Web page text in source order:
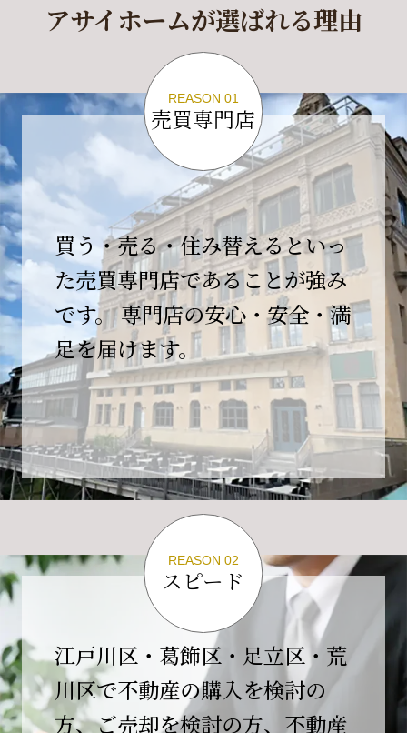
休業期間中に頂きましたお問い合わせにつきま
2026年5月7日(木)以降、順次対応させて頂きま
ご不便をおかけいたしますが、何卒ご理解の程
よろしくお願いいたします。
2026-04-17
【臨時休業のお知らせ】
平素より格別のご愛顧を賜り、誠にありがとう
ございます。
誠に勝手ながら、弊社開業10周年イベント開催
の為、
４月２６日(日)は臨時休業とさせていただきま
す。
これもひとえに皆様のご支援の賜物と、心より感謝申し上
げます。
ご不便をおかけしますが、何卒よろしくお願い
いたします。
翌日より通常営業いたします。
【開業10周年のご挨拶】
平素より格別のご高配を賜り、誠にありがとう
ございます。
おかげさまで当社は、2026年2月1日をもちまし
て開業10周年を迎えることができました。
アサイホームが選ばれる理由
REASON 01
売買専門店
買う・売る・住み替えるといっ
た売買専門店であることが強み
です。 専門店の安心・安全・満
足を届けます。
REASON 02
スピード
江戸川区・葛飾区・足立区・荒
川区で不動産の購入を検討の
方、ご売却を検討の方、不動産